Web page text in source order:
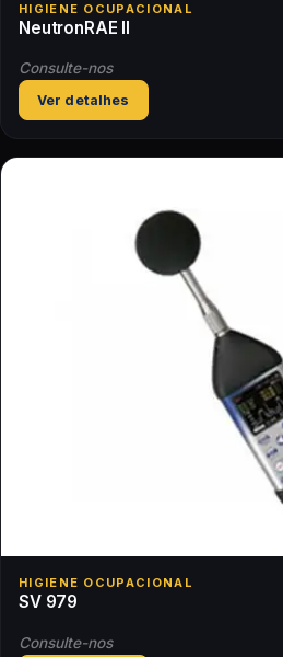
HIGIENE OCUPACIONAL
NeutronRAE II
Consulte-nos
Ver detalhes
HIGIENE OCUPACIONAL
SV 979
Consulte-nos